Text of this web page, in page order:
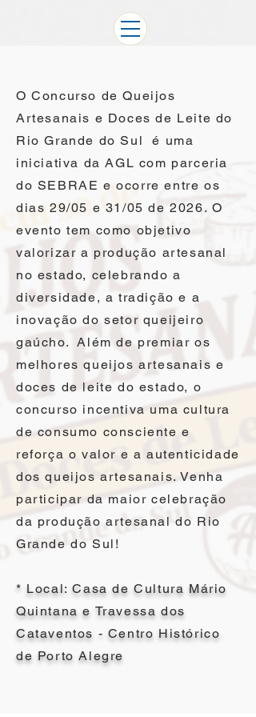
O Concurso de Queijos
Artesanais e Doces de Leite do
Rio Grande do Sul é uma
iniciativa da AGL com parceria
do SEBRAE e ocorre entre os
dias 29/05 e 31/05 de 2026. O
evento tem como objetivo
valorizar a produção artesanal
no estado, celebrando a
diversidade, a tradição e a
inovação do setor queijeiro
gaúcho. Além de premiar os
melhores queijos artesanais e
doces de leite do estado, o
concurso incentiva uma cultura
de consumo consciente e
reforça o valor e a autenticidade
dos queijos artesanais. Venha
participar da maior celebração
da produção artesanal do Rio
Grande do Sul!
* Local: Casa de Cultura Mário
Quintana e Travessa dos
Cataventos - Centro Histórico
de Porto Alegre